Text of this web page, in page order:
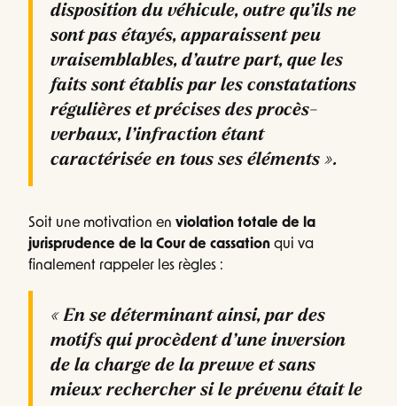
disposition du véhicule, outre qu’ils ne
sont pas étayés, apparaissent peu
vraisemblables, d’autre part, que les
faits sont établis par les constatations
régulières et précises des procès-
verbaux, l’infraction étant
caractérisée en tous ses éléments ».
Soit une motivation en violation totale de la
jurisprudence de la Cour de cassation qui va
finalement rappeler les règles :
« En se déterminant ainsi, par des
motifs qui procèdent d’une inversion
de la charge de la preuve et sans
mieux rechercher si le prévenu était le